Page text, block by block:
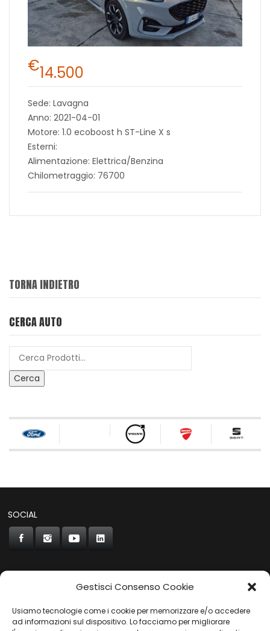
Gestisci Consenso Cookie
Usiamo tecnologie come i cookie per memorizzare e/o accedere
ad informazioni sul dispositivo. Lo facciamo per migliorare
€14.500
Sede: Lavagna
Anno: 2021-04-01
Motore: 1.0 ecoboost h ST-Line X s
Esterni:
Alimentazione: Elettrica/Benzina
Chilometraggio: 76700
TORNA INDIETRO
CERCA AUTO
Cerca
SOCIAL
CONCORDE